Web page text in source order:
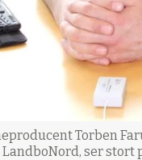
Torben
LandboNord, ser stort